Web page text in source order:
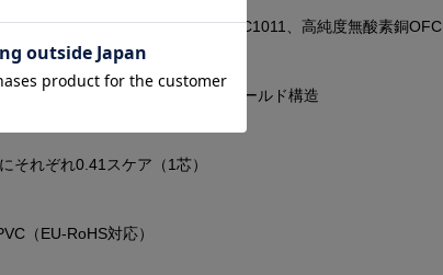
素銅線PCUHD、高純度無酸素銅C1011、高純度無酸素銅OFC
、マルチストランド2芯ダブルシールド構造
それぞれ0.41スケア（1芯）
（EU-RoHS対応）